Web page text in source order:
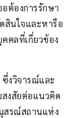
ต้องการรักษา
สินใจและหารือ
คลที่เกี่ยวข้อง
ซึ่งวิจารณ์และ
สงสัยต่อแนวคิด
สรณ์สถานแห่ง